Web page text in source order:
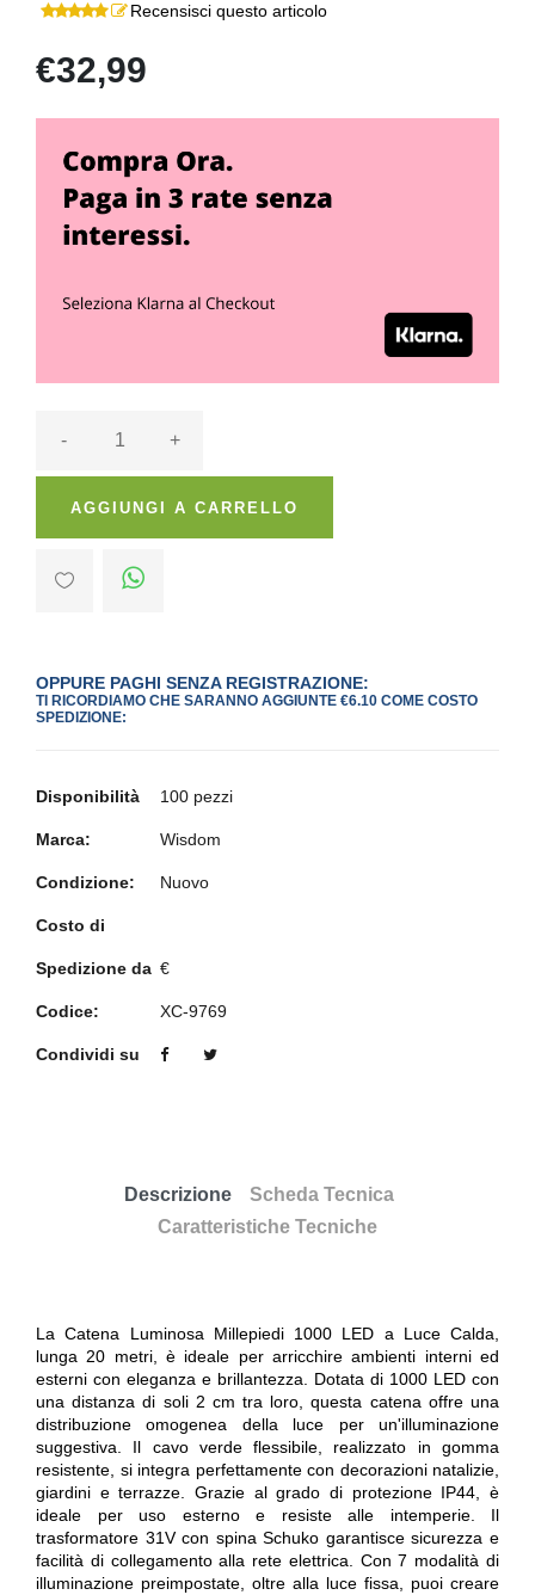
Recensisci questo articolo
€32,99
- +
AGGIUNGI A CARRELLO
OPPURE PAGHI SENZA REGISTRAZIONE:
TI RICORDIAMO CHE SARANNO AGGIUNTE €6.10 COME COSTO
SPEDIZIONE:
Disponibilità 100 pezzi
Marca: Wisdom
Condizione: Nuovo
Costo di
Spedizione da €
Codice: XC-9769
Condividi su
Descrizione
Scheda Tecnica
Caratteristiche Tecniche
La Catena Luminosa Millepiedi 1000 LED a Luce Calda,
lunga 20 metri, è ideale per arricchire ambienti interni ed
esterni con eleganza e brillantezza. Dotata di 1000 LED con
una distanza di soli 2 cm tra loro, questa catena offre una
distribuzione omogenea della luce per un'illuminazione
suggestiva. Il cavo verde flessibile, realizzato in gomma
resistente, si integra perfettamente con decorazioni natalizie,
giardini e terrazze. Grazie al grado di protezione IP44, è
ideale per uso esterno e resiste alle intemperie. Il
trasformatore 31V con spina Schuko garantisce sicurezza e
facilità di collegamento alla rete elettrica. Con 7 modalità di
illuminazione preimpostate, oltre alla luce fissa, puoi creare